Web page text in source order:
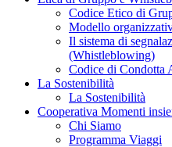
Codice Etico di
Modello
Il sistema di
(Whistleblowing)
Codice di Condotta
La Sostenibilità
La Sostenibilità
Cooperativa Momenti
Chi Siamo
Programma Viaggi